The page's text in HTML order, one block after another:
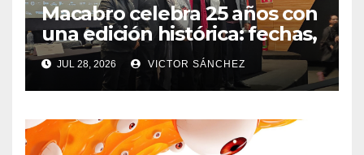
Macabro celebra 25 años con
una edición histórica: fechas,
sedes, invitados y todo lo que
debes saber
JUL 28, 2026 VICTOR SÁNCHEZ